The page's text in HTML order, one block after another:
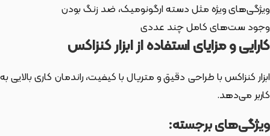
ویژگی‌های ویژه مثل دسته ارگونومیک، ضد زنگ بودن
وجود ست‌های کامل چند عددی
کارایی و مزایای استفاده از ابزار کنزاکس
ابزار کنزاکس با طراحی دقیق و متریال با کیفیت، راندمان کاری بالایی به
کاربر می‌دهد.
ویژگی‌های برجسته: